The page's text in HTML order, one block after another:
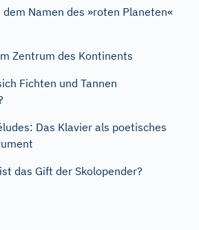
Namen des »roten Planeten«
Zentrum des Kontinents
Fichten und Tannen
Das Klavier als poetisches
das Gift der Skolopender?